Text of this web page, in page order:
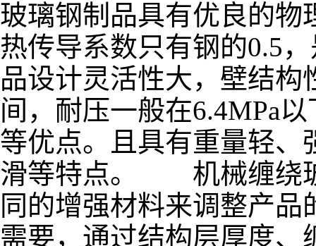
玻璃钢制品具有优良的物
热传导系数只有钢的0.5
品设计灵活性大，壁结
间，耐压一般在6.4MPa
等优点。且具有重量轻、
滑等特点。 机械缠绕玻
同的增强材料来调整产
需要，通过结构层厚度